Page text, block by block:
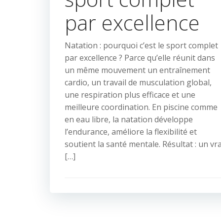
par excellence
Natation : pourquoi c’est le sport complet
par excellence ? Parce qu’elle réunit dans
un même mouvement un entraînement
cardio, un travail de musculation global,
une respiration plus efficace et une
meilleure coordination. En piscine comme
en eau libre, la natation développe
l’endurance, améliore la flexibilité et
soutient la santé mentale. Résultat : un
[…]